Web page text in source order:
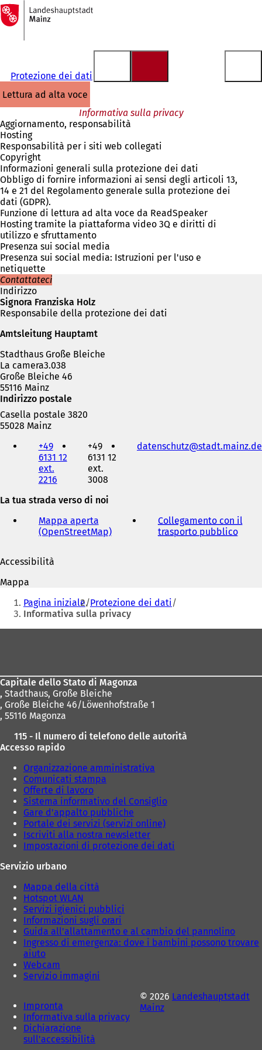
Vai al contenuto
Alla
pagina
iniziale
Protezione dei dati
lettura ad alta voce
Informativa sulla privacy
Aggiornamento, responsabilità
Hosting
Responsabilità per i siti web collegati
Copyright
Informazioni generali sulla protezione dei dati
Obbligo di fornire informazioni ai sensi degli articoli 13,
14 e 21 del Regolamento generale sulla protezione dei
dati (GDPR).
Funzione di lettura ad alta voce da ReadSpeaker
Hosting tramite la piattaforma video 3Q e diritti di
utilizzo e sfruttamento
Presenza sui social media
Presenza sui social media: Istruzioni per l'uso e
netiquette
Contattateci
Indirizzo
Signora Franziska Holz
Responsabile della protezione dei dati
Amtsleitung Hauptamt
Stadthaus Große Bleiche
La camera3.038
Große Bleiche 46
55116 Mainz
Indirizzo postale
Casella postale 3820
55028 Mainz
+49
6131 12
ext.
2216
+49
6131 12
ext.
3008
datenschutz stadt.mainz de
La tua strada verso di noi
Mappa aperta
(OpenStreetMap)(
e
i
n
u
u
o
v
a
c
h
d
Collegamento con il
trasporto pubblico(
u
u
Accessibilità
Mappa
Siete
qui:
Pagina iniziale Protezione dei dati
Informativa sulla privacy
Capitale dello Stato di Magonza
, Stadthaus, Große Bleiche
, Große Bleiche 46/Löwenhofstraße 1
, 55116 Magonza
115 - Il numero di telefono delle autorità
Accesso rapido
Organizzazione amministrativa
Comunicati stampa
Offerte di lavoro
Sistema informativo del Consiglio
Gare d'appalto pubbliche
Portale dei servizi (servizi online)
Iscriviti alla nostra newsletter
Impostazioni di protezione dei dati
Servizio urbano
Mappa della città
Hotspot WLAN
Servizi igienici pubblici
Informazioni sugli orari
Guida all'allattamento e al cambio del pannolino
Ingresso di emergenza: dove i bambini possono trovare
aiuto
Webcam
Servizio immagini
Impronta
Informativa sulla privacy
Dichiarazione
sull'accessibilità
© 2026 Landeshauptstadt
Mainz